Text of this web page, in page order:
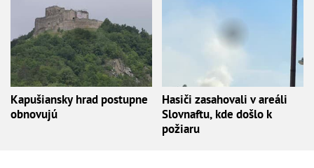
Kapušiansky hrad postupne
obnovujú
Hasiči zasahovali v areáli
Slovnaftu, kde došlo k
požiaru